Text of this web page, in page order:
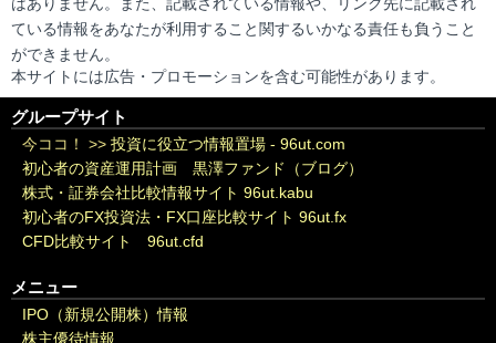
ている情報をあなたが利用すること関するいかなる責任も負うこと
ができません。
本サイトには広告・プロモーションを含む可能性があります。
グループサイト
今ココ！ >> 投資に役立つ情報置場 - 96ut.com
初心者の資産運用計画 黒澤ファンド（ブログ）
株式・証券会社比較情報サイト 96ut.kabu
初心者のFX投資法・FX口座比較サイト 96ut.fx
CFD比較サイト 96ut.cfd
メニュー
IPO（新規公開株）情報
株主優待情報